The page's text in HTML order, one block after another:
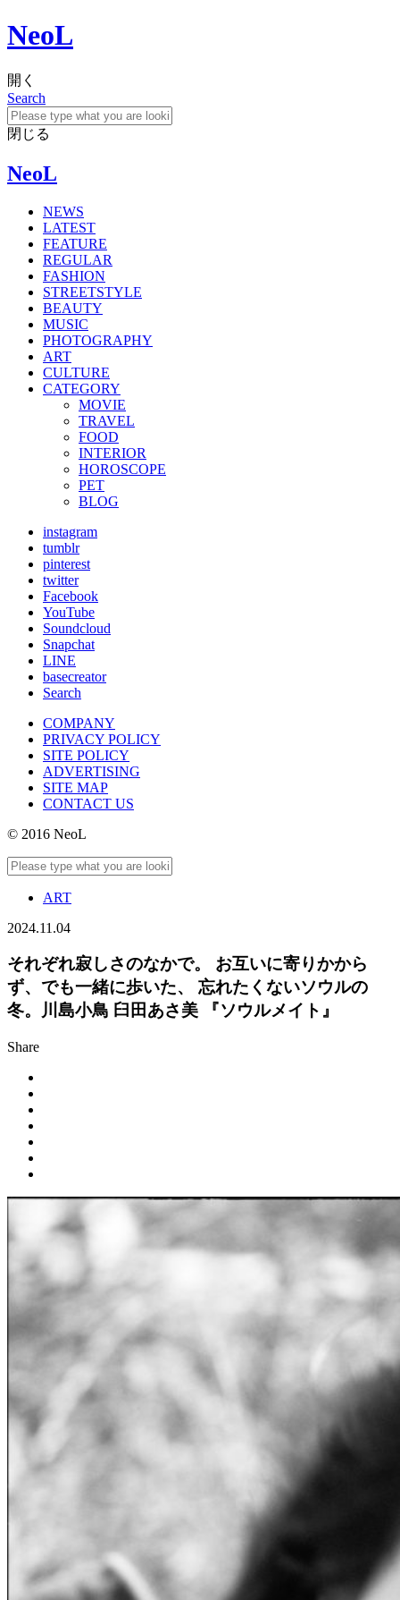
NeoL
開く
Search
閉じる
NeoL
NEWS
LATEST
FEATURE
REGULAR
FASHION
STREETSTYLE
BEAUTY
MUSIC
PHOTOGRAPHY
ART
CULTURE
CATEGORY
MOVIE
TRAVEL
FOOD
INTERIOR
HOROSCOPE
PET
BLOG
instagram
tumblr
pinterest
twitter
Facebook
YouTube
Soundcloud
Snapchat
LINE
basecreator
Search
COMPANY
PRIVACY POLICY
SITE POLICY
ADVERTISING
SITE MAP
CONTACT US
© 2016 NeoL
ART
2024.11.04
それぞれ寂しさのなかで。 お互いに寄りかから
ず、でも一緒に歩いた、 忘れたくないソウルの
冬。川島小鳥 臼田あさ美 『ソウルメイト』
Share